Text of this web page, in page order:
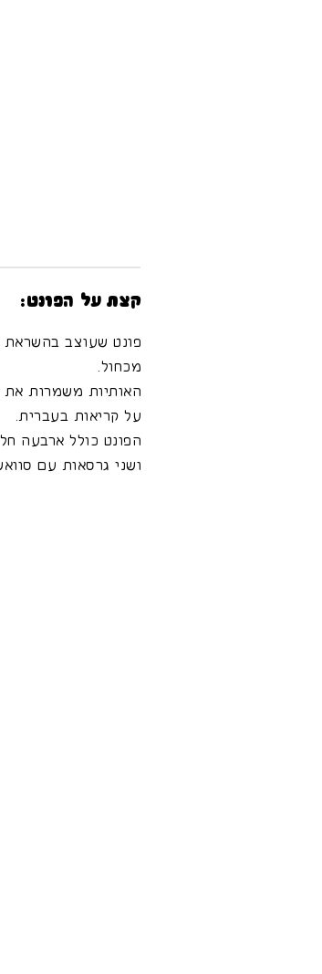
קצת על הפונט:
פונט שעוצב
מכחול.
האותיות משמרות את
על קריאות בעברית.
הפונט כולל ארבעה
ושני גרסאות עם